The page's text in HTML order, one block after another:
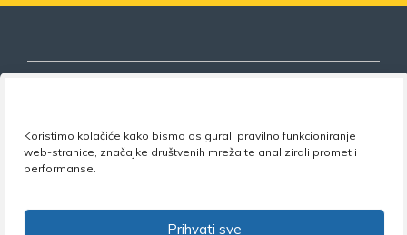
Koristimo kolačiće kako bismo osigurali pravilno funkcioniranje
web-stranice, značajke društvenih mreža te analizirali promet i
performanse.
Prihvati sve
Nezavisni sindikat znanosti i visokog
obrazovanja
Adresa: Florijana Andrašeca 18A / VI kat • 10 000
+385 1 4847 337